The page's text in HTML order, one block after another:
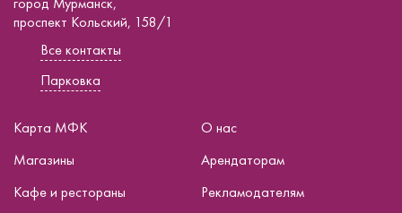
проспект Кольский, 158/1
Все контакты
Парковка
Карта МФК
Магазины
Кафе и рестораны
О нас
Арендаторам
Рекламодателям